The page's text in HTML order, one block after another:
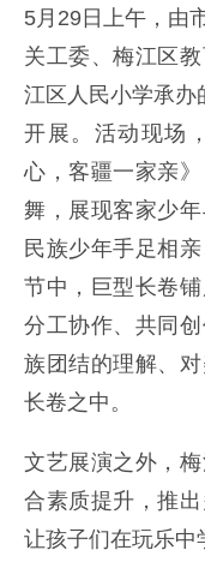
5月29日上午，由
关工委、梅江区
江区人民小学承办
开展。活动现场
心，客疆一家亲
舞，展现客家少
民族少年手足相
节中，巨型长卷
分工协作、共同
族团结的理解、
长卷之中。
文艺展演之外，
合素质提升，推
让孩子们在玩乐中